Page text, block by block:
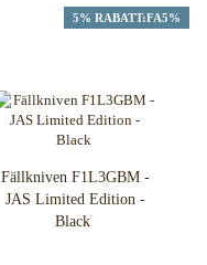
5% RABATT:FA5%
Fällkniven F1L3GBM -
JAS Limited Edition -
Black ​